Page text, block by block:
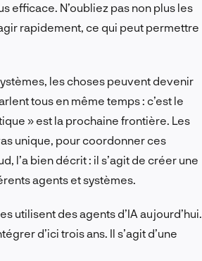
efficace. N’oubliez pas non plus les
rapidement, ce qui peut permettre
les choses peuvent devenir
tous en même temps : c’est le
» est la prochaine frontière. Les
unique, pour coordonner ces
l’a bien décrit : il s’agit de créer une
agents et systèmes.
utilisent des agents d’IA aujourd’hui.
d’ici trois ans. Il s’agit d’une